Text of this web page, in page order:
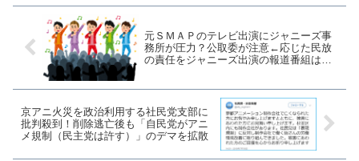
元ＳＭＡＰのテレビ出演にジャニーズ事
務所が圧力？公取委が注意←応じた民放
の責任をジャニーズ出演の報道番組はど
京アニ火災を政治利用する社民党支部に
批判殺到！削除逃亡後も「自民党がアニ
メ規制（民主党は許す）」のデマを拡散